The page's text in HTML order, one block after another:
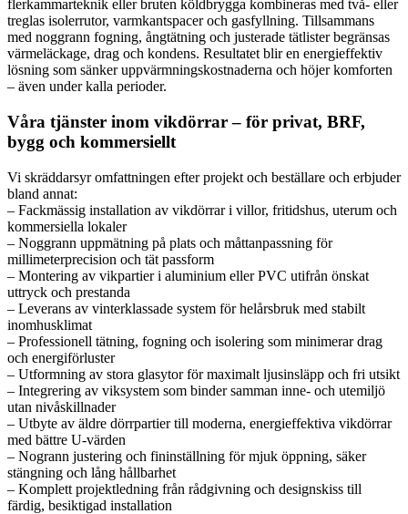
flerkammarteknik eller bruten köldbrygga kombineras med två- eller
treglas isolerrutor, varmkantspacer och gasfyllning. Tillsammans
med noggrann fogning, ångtätning och justerade tätlister begränsas
värmeläckage, drag och kondens. Resultatet blir en energieffektiv
lösning som sänker uppvärmningskostnaderna och höjer komforten
– även under kalla perioder.
Våra tjänster inom vikdörrar – för privat, BRF,
bygg och kommersiellt
Vi skräddarsyr omfattningen efter projekt och beställare och erbjuder
bland annat:
– Fackmässig installation av vikdörrar i villor, fritidshus, uterum och
kommersiella lokaler
– Noggrann uppmätning på plats och måttanpassning för
millimeterprecision och tät passform
– Montering av vikpartier i aluminium eller PVC utifrån önskat
uttryck och prestanda
– Leverans av vinterklassade system för helårsbruk med stabilt
inomhusklimat
– Professionell tätning, fogning och isolering som minimerar drag
och energiförluster
– Utformning av stora glasytor för maximalt ljusinsläpp och fri utsikt
– Integrering av viksystem som binder samman inne- och utemiljö
utan nivåskillnader
– Utbyte av äldre dörrpartier till moderna, energieffektiva vikdörrar
med bättre U‑värden
– Nogrann justering och fininställning för mjuk öppning, säker
stängning och lång hållbarhet
– Komplett projektledning från rådgivning och designskiss till
färdig, besiktigad installation